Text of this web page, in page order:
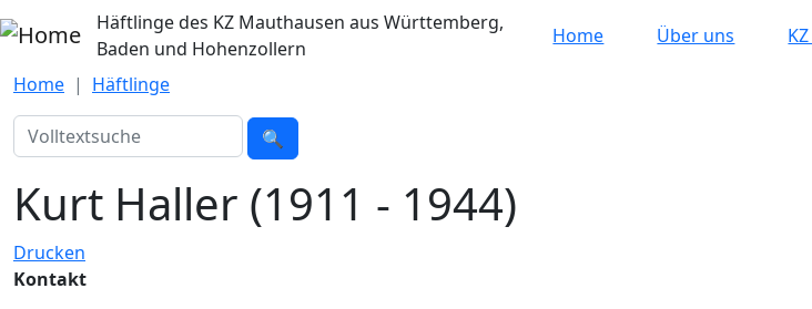
Direkt zum InhaltHäftlinge des KZ Mauthausen aus Württemberg,
Baden und Hohenzollern
Home Über uns
Home
Häftlinge
Suche
🔍
Kurt Haller (1911 - 1944)
Drucken
Kontakt